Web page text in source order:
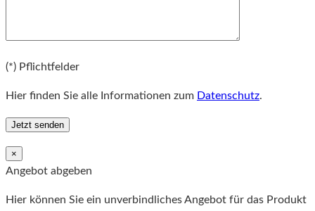
(*) Pflichtfelder
Hier finden Sie alle Informationen zum Datenschutz.
×
Angebot abgeben
Hier können Sie ein unverbindliches Angebot für das Produkt